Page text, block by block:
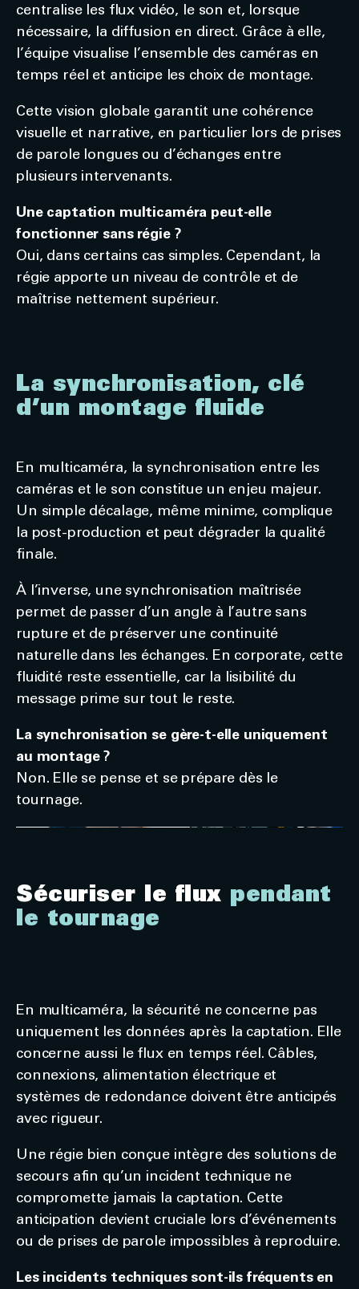
centralise les flux vidéo, le son et, lorsque
nécessaire, la diffusion en direct. Grâce à elle,
l’équipe visualise l’ensemble des caméras en
temps réel et anticipe les choix de montage.
Cette vision globale garantit une cohérence
visuelle et narrative, en particulier lors de prises
de parole longues ou d’échanges entre
plusieurs intervenants.
Une captation multicaméra peut-elle
fonctionner sans régie ?
Oui, dans certains cas simples. Cependant, la
régie apporte un niveau de contrôle et de
maîtrise nettement supérieur.
La synchronisation, clé
d’un montage fluide
En multicaméra, la synchronisation entre les
caméras et le son constitue un enjeu majeur.
Un simple décalage, même minime, complique
la post-production et peut dégrader la qualité
finale.
À l’inverse, une synchronisation maîtrisée
permet de passer d’un angle à l’autre sans
rupture et de préserver une continuité
naturelle dans les échanges. En corporate, cette
fluidité reste essentielle, car la lisibilité du
message prime sur tout le reste.
La synchronisation se gère-t-elle uniquement
au montage ?
Non. Elle se pense et se prépare dès le
tournage.
Sécuriser le flux pendant
le tournage
En multicaméra, la sécurité ne concerne pas
uniquement les données après la captation. Elle
concerne aussi le flux en temps réel. Câbles,
connexions, alimentation électrique et
systèmes de redondance doivent être anticipés
avec rigueur.
Une régie bien conçue intègre des solutions de
secours afin qu’un incident technique ne
compromette jamais la captation. Cette
anticipation devient cruciale lors d’événements
ou de prises de parole impossibles à reproduire.
Les incidents techniques sont-ils fréquents en